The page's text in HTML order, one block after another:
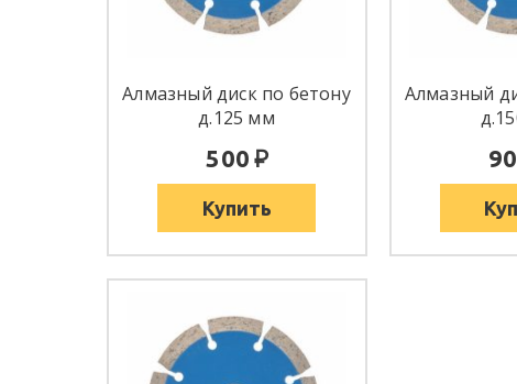
Алмазный диск по бетону
д.125 мм
500:
Купить
Алмазный